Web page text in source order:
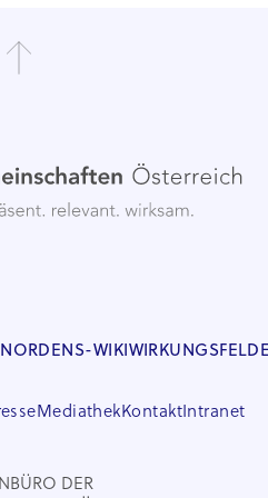
ORDENS-WIKI
MediathekKontaktIntranet
DER